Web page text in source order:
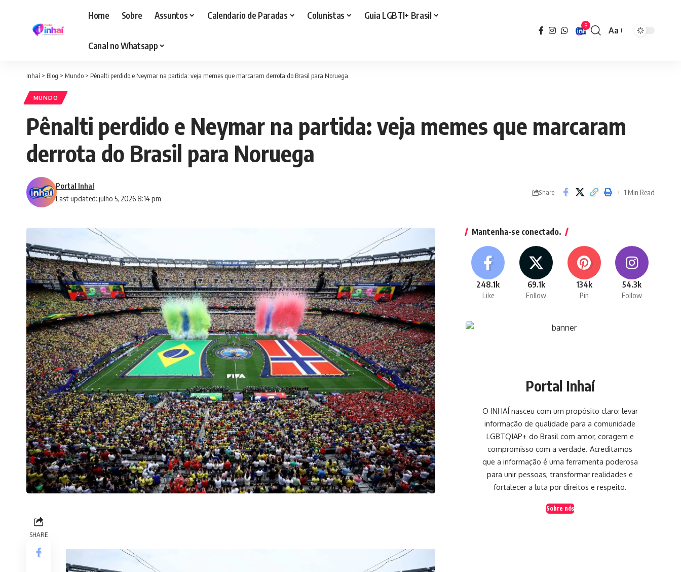
Home Sobre Assuntos Calendario de Paradas Colunistas Guia LGBTI+ Brasil
Canal no Whatsapp
9
Font
Aa
Inhaí > Blog > Mundo > Pênalti perdido e Neymar na partida: veja memes que marcaram derrota do Brasil para Noruega
MUNDO
Pênalti perdido e Neymar na partida: veja memes que marcaram
derrota do Brasil para Noruega
Last updated: julho 5, 2026 8:14 pm
Portal Inhaí
Share 1 Min Read
SHARE
Mantenha-se conectado.
248.1k
Like
69.1k
Follow
134k
Pin
54.3k
Follow
Portal Inhaí
O INHAÍ nasceu com um propósito claro: levar
informação de qualidade para a comunidade
LGBTQIAP+ do Brasil com amor, coragem e
compromisso com a verdade. Acreditamos
que a informação é uma ferramenta poderosa
para unir pessoas, transformar realidades e
fortalecer a luta por direitos e respeito.
Sobre nós